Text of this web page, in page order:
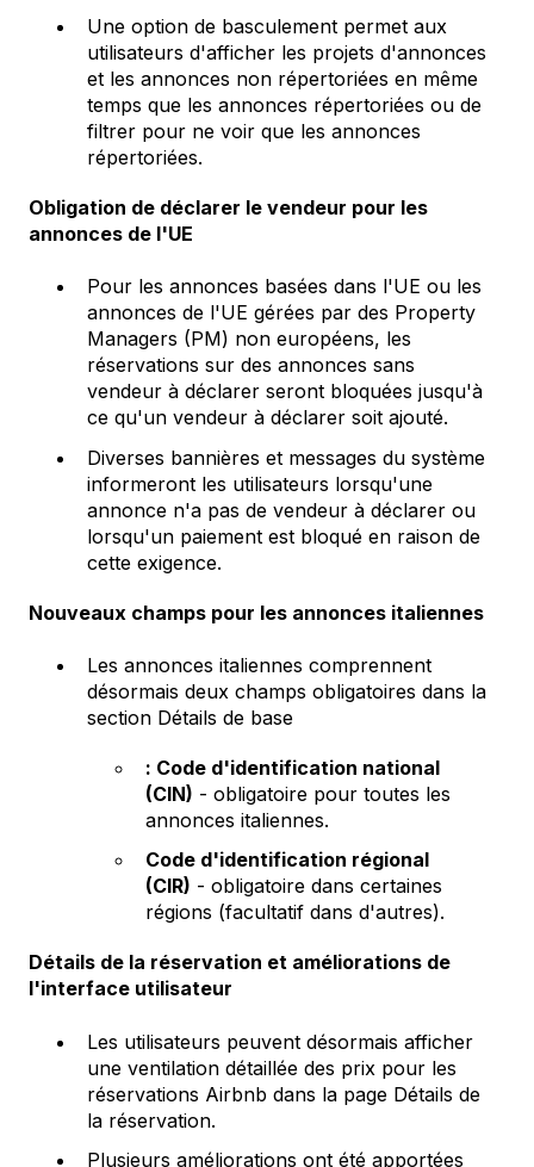
Une option de basculement permet aux
utilisateurs d'afficher les projets d'annonces
et les annonces non répertoriées en même
temps que les annonces répertoriées ou de
filtrer pour ne voir que les annonces
répertoriées.
Obligation de déclarer le vendeur pour les
annonces de l'UE
Pour les annonces basées dans l'UE ou les
annonces de l'UE gérées par des Property
Managers (PM) non européens, les
réservations sur des annonces sans
vendeur à déclarer seront bloquées jusqu'à
ce qu'un vendeur à déclarer soit ajouté.
Diverses bannières et messages du système
informeront les utilisateurs lorsqu'une
annonce n'a pas de vendeur à déclarer ou
lorsqu'un paiement est bloqué en raison de
cette exigence.
Nouveaux champs pour les annonces italiennes
Les annonces italiennes comprennent
désormais deux champs obligatoires dans la
section Détails de base
: Code d'identification national
(CIN) - obligatoire pour toutes les
annonces italiennes.
Code d'identification régional
(CIR) - obligatoire dans certaines
régions (facultatif dans d'autres).
Détails de la réservation et améliorations de
l'interface utilisateur
Les utilisateurs peuvent désormais afficher
une ventilation détaillée des prix pour les
réservations Airbnb dans la page Détails de
la réservation.
Plusieurs améliorations ont été apportées